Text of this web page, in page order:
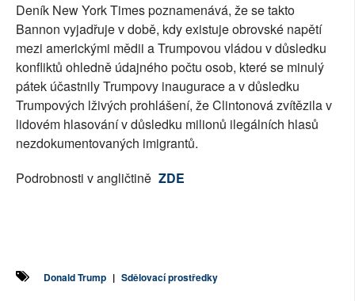
Deník New York Times poznamenává, že se takto
Bannon vyjadřuje v době, kdy existuje obrovské napětí
mezi americkými mědii a Trumpovou vládou v důsledku
konfliktů ohledně údajného počtu osob, které se minulý
pátek účastnily Trumpovy inaugurace a v důsledku
Trumpových lživých prohlášení, že Clintonová zvítězila v
lidovém hlasování v důsledku milionů ilegálních hlasů
nezdokumentovaných imigrantů.
Podrobnosti v angličtině ZDE
Donald Trump | Sdělovací prostředky